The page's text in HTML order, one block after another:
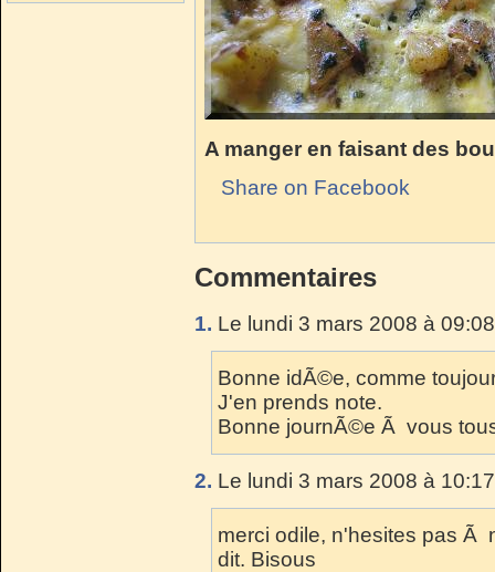
A manger en faisant des
Share on Facebook
Commentaires
1. Le lundi 3 mars 2008 à
Bonne idÃ©e, comme
J'en prends note.
Bonne journÃ©e Ã vous
2. Le lundi 3 mars 2008 à
merci odile, n'hesites pas Ã
dit. Bisous